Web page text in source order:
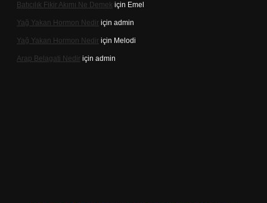
Batıcılık Fikir Akımı Ne Demek için Emel
Yağ Yakan Hormon Nedir için admin
Yağ Yakan Hormon Nedir için Melodi
Arap Belagati Nedir için admin